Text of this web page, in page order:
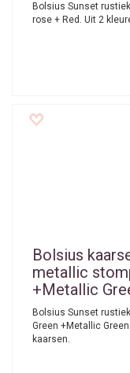
Bolsius Sunset
rose + Red. Uit 2
Bolsius
metallic
+Metallic
Bolsius Sunset
Green +Metallic
kaarsen.